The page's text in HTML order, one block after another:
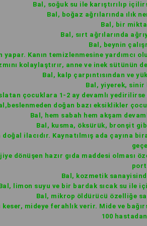
Bal, soğuk su ile karıştırılıp
Bal, boğaz ağrılarında ılık
Bal, bir
Bal, sırt ağrılarında
Bal, beynin
yapar. Kanın temizlenmesine yardımcı
kolaylaştırır, anne ve inek
Bal, kalp çarpıntısından ve
Bal, yiyerek,
çocuklara 1-2 ay devamlı
doğan bazı eksiklikler
Bal, hem sabah hem akşam
Bal, kusma, öksürük, bronşit
ilacıdır. Kaynatılmış ada çayına
dönüşen hazır gıda maddesi
Bal, kozmetik
limon suyu ve bir bardak sıcak su ile
Bal, mikrop öldürücü özelliğe
keser, mideye ferahlık verir. Mide ve
100